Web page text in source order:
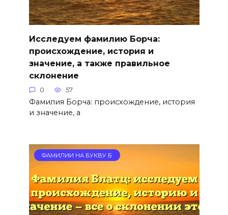
Исследуем фамилию Борча:
происхождение, история и
значение, а также правильное
склонение
0 57
Фамилия Борча: происхождение, история
и значение, а
ФАМИЛИИ НА БУКВУ Б